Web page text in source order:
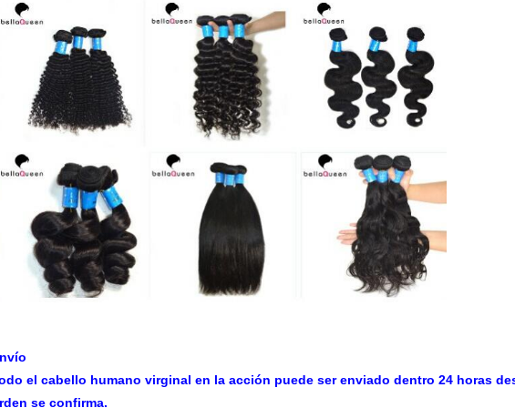
el cabello humano virginal en la acción puede ser enviado dentro 24 horas
se confirma.